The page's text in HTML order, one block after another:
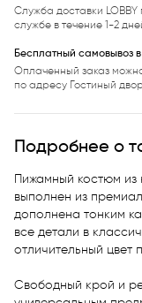
Служба доставки
службе в течение 1-2
Бесплатный самовывоз в
Оплаченный заказ
по адресу Гостиный
Подробнее о
Пижамный костюм из
выполнен из
дополнена тонким
все детали в
отличительный цвет
Свободный крой и